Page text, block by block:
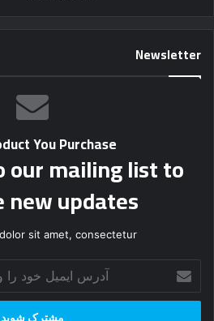
Newsletter
You Purchase
our mailing list to
updates!
sit amet, consectetur.
ر